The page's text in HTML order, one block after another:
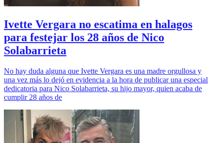
Ivette Vergara no escatima en halagos
para festejar los 28 años de Nico
Solabarrieta
No hay duda alguna que Ivette Vergara es una madre orgullosa y
una vez más lo dejó en evidencia a la hora de publicar una especial
dedicatoria para Nico Solabarrieta, su hijo mayor, quien acaba de
cumplir 28 años de